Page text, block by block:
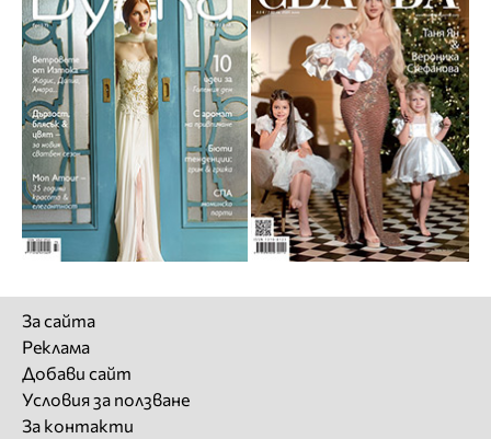
За сайта
Реклама
Добави сайт
Условия за ползване
За контакти